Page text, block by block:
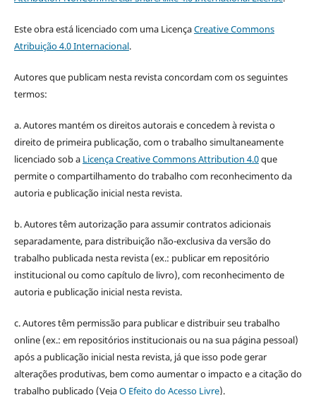
Este obra está licenciado com uma LicençaCreative Commons
Atribuição 4.0 Internacional.
Autores que publicam nesta revista concordam com os seguintes
termos:
a. Autores mantém os direitos autorais e concedem à revista o
direito de primeira publicação, com o trabalho simultaneamente
licenciado sob a Licença Creative Commons Attribution 4.0que
permite o compartilhamento do trabalho com reconhecimento da
autoria e publicação inicial nesta revista.
b. Autores têm autorização para assumir contratos adicionais
separadamente, para distribuição não-exclusiva da versão do
trabalho publicada nesta revista (ex.: publicar em repositório
institucional ou como capítulo de livro), com reconhecimento de
autoria e publicação inicial nesta revista.
c. Autores têm permissão para publicar e distribuir seu trabalho
online (ex.: em repositórios institucionais ou na sua página pessoal)
após a publicação inicial nesta revista, já que isso pode gerar
alterações produtivas, bem como aumentar o impacto e a citação do
trabalho publicado (VejaO Efeito do Acesso Livre).